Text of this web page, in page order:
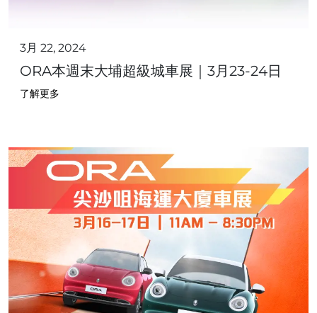
3月 22, 2024
ORA本週末大埔超級城車展｜3月23-24日
了解更多